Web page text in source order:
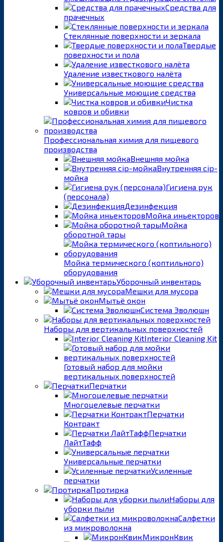
Средства для
прачечных
Стеклянные поверхности и зеркала
Твердые
поверхности и пола
Удаление известкового налёта
Универсальные моющие средства
Чистка
ковров и обивки
Профессиональная химия для пищевого
производства
Внешняя мойка
Внутренняя cip-
мойка
Гигиена рук
(персонала)
Дезинфекция
Мойка иньекторов
Мойка
оборотной тары
Мойка термического (коптильного)
оборудования
Уборочный инвентарь
Мешки для мусора
Мытьё окон
Система Эволюшн
Наборы для вертикальных поверхностей
Interior Cleaning Kit
Готовый набор для мойки
вертикальных поверхностей
Перчатки
Многоцелевые перчатки
Перчатки
Контракт
Перчатки
ЛайтТафф
Универсальные перчатки
Усиленные
перчатки
Протирка
Наборы для
уборки пыли
Салфетки
из микроволокна
МикронКвик